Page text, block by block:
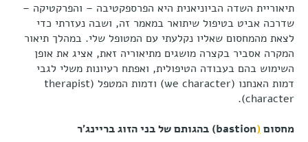
תיאוריית השדה הביוניאנית היא הפרספקטיבה – והפרקטיקה –
שדרכה אביט בטיפול שיתואר במאמר זה, ושבה נעזרתי כדי
לצאת מהמחסום שאליו נקלעתי עם המטופל שלי. במהלך תיאור
המקרה אסביר בקצרה מושגים מתיאוריה זאת, אציג את אופן
השימוש בהם בעבודה הטיפולית, ואפתח רעיונות משלי לגבי
דמות האנחנו (we character) ודמות המטפל (therapist
character).
מחסום(
bastion
) בהגותם של בני הזוג בריינג'ר